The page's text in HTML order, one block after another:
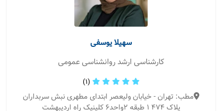
سهیلا یوسفی
کارشناسی ارشد روانشناسی عمومی
(1)
مطب: تهران - خیابان ولیعصر ابتدای مطهری نبش سربداران
پلاک ۴۷۴ ۱ طبقه ۲واحد۶ کلینیک راه اردیبهشت